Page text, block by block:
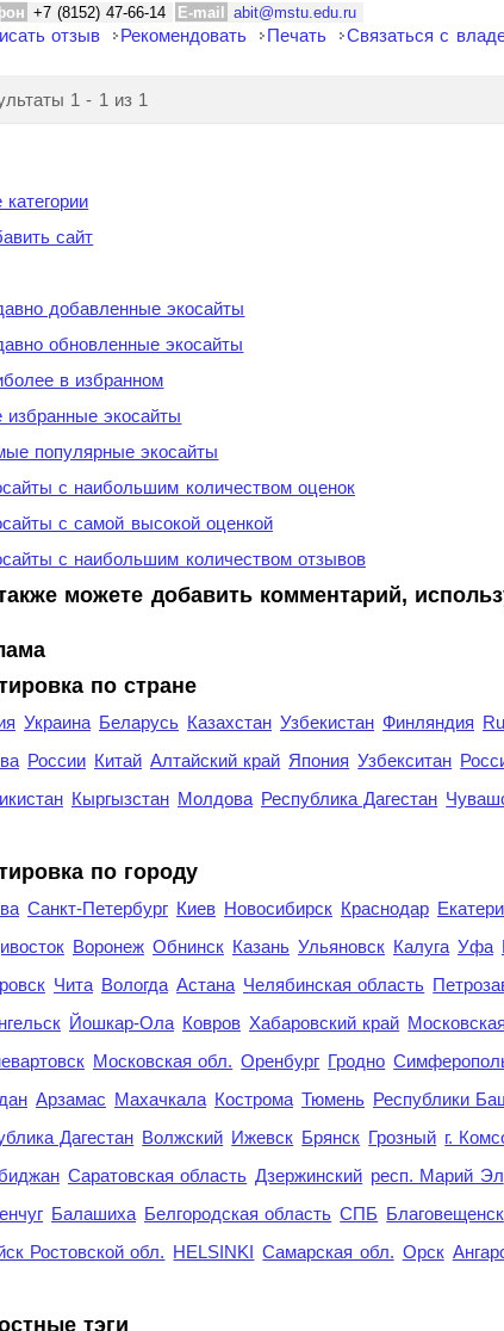
+7 (8152) 47-66-14 E-mail abit@mstu.edu.ru
отзыв Рекомендовать Печать Связаться с
1 - 1 из 1
категории
сайт
добавленные экосайты
обновленные экосайты
в избранном
избранные экосайты
популярные экосайты
с наибольшим количеством оценок
с самой высокой оценкой
с наибольшим количеством отзывов
можете добавить комментарий,
по стране
Украина Беларусь Казахстан Узбекистан Финляндия
России Китай Алтайский край Япония Узбекситан
Кыргызстан Молдова Республика Дагестан
по городу
Санкт-Петербург Киев Новосибирск Краснодар
Воронеж Обнинск Казань Ульяновск Калуга Уфа
Чита Вологда Астана Челябинская область
Йошкар-Ола Ковров Хабаровский край
Московская обл. Оренбург Гродно
Арзамас Махачкала Кострома Тюмень Республики
Дагестан Волжский Ижевск Брянск Грозный г.
Саратовская область Дзержинский респ. Марий Эл
Балашиха Белгородская область СПБ Благовещенск
Ростовской обл. HELSINKI Самарская обл. Орск
тэги